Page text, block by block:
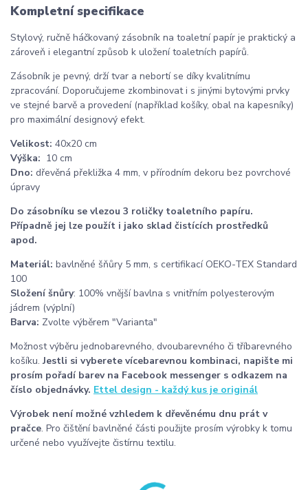
Kompletní specifikace
Stylový, ručně háčkovaný zásobník na toaletní papír je praktický a
zároveň i elegantní způsob k uložení toaletních papírů.
Zásobník je pevný, drží tvar a nebortí se díky kvalitnímu
zpracování. Doporučujeme zkombinovat i s jinými bytovými prvky
ve stejné barvě a provedení (například košíky, obal na kapesníky)
pro maximální designový efekt.
Velikost: 40x20 cm
Výška: 10 cm
Dno: dřevěná překližka 4 mm, v přírodním dekoru bez povrchové
úpravy
Do zásobníku se vlezou 3 roličky toaletního papíru.
Případně jej lze použít i jako sklad čistících prostředků
apod.
Materiál: bavlněné šňůry 5 mm, s certifikací OEKO-TEX Standard
100
Složení šnůry: 100% vnější bavlna s vnitřním polyesterovým
jádrem (výplní)
Barva: Zvolte výběrem "Varianta"
Možnost výběru jednobarevného, dvoubarevného či tříbarevného
košíku.Jestli si vyberete vícebarevnou kombinaci, napište mi
prosím pořadí barev na Facebook messenger s odkazem na
číslo objednávky. Ettel design - každý kus je originál
Výrobek není možné vzhledem k dřevěnému dnu prát v
pračce. Pro čištění bavlněné části použijte prosím výrobky k tomu
určené nebo využívejte čistírnu textilu.